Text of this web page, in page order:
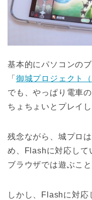
基本的にパソコンの
「 御城プロジェクト（
でも、やっぱり電車
ちょちょいとプレイ
残念ながら、城プロ
め、Flashに対応し
ブラウザでは遊ぶこ
しかし、Flashに対応